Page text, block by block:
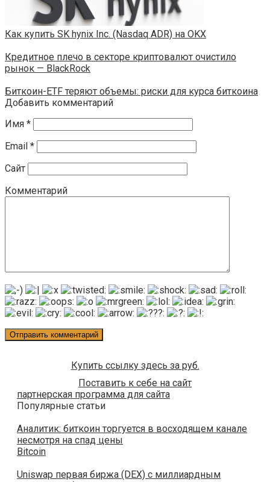
Как купить SK hynix Inc. (Nasdaq ADR) на OKX
Кредитное плечо в секторе криптовалют очистило
рынок — BlackRock
Биткоин-ETF теряют объемы: риски для курса биткоина
Добавить комментарий
Имя *
Email *
Сайт
Комментарий
Купить ссылку здесь за руб.
Поставить к себе на сайт
партнерская программа для сайта
Популярные статьи
Аналитик: биткоин торгуется в восходящем канале
несмотря на спад цены
Bitcoin
Uniswap первая биржа (DEX) с миллиардным